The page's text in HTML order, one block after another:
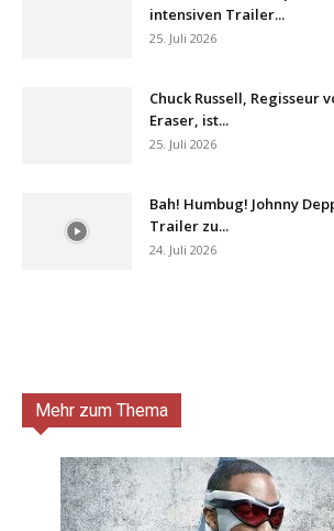
intensiven Trailer...
25. Juli 2026
Chuck Russell, Regisseur
Eraser, ist...
25. Juli 2026
Bah! Humbug! Johnny
Trailer zu...
24. Juli 2026
Mehr zum Thema